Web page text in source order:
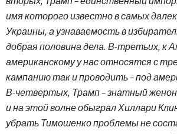
имя которого известно в самых
Украины, а узнаваемость в
добрая половина дела. В-третьих, к
американскому у нас относятся с
кампанию так и проводить – под
В-четвертых, Трамп – знатный
и на этой волне обыграл Хиллари
убрать Тимошенко проблемы не